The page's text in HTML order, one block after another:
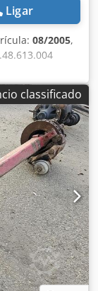
Ligar
08/2005,
Rsrf
que procura.
classificado